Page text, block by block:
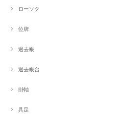
ローソク
位牌
過去帳
過去帳台
掛軸
具足